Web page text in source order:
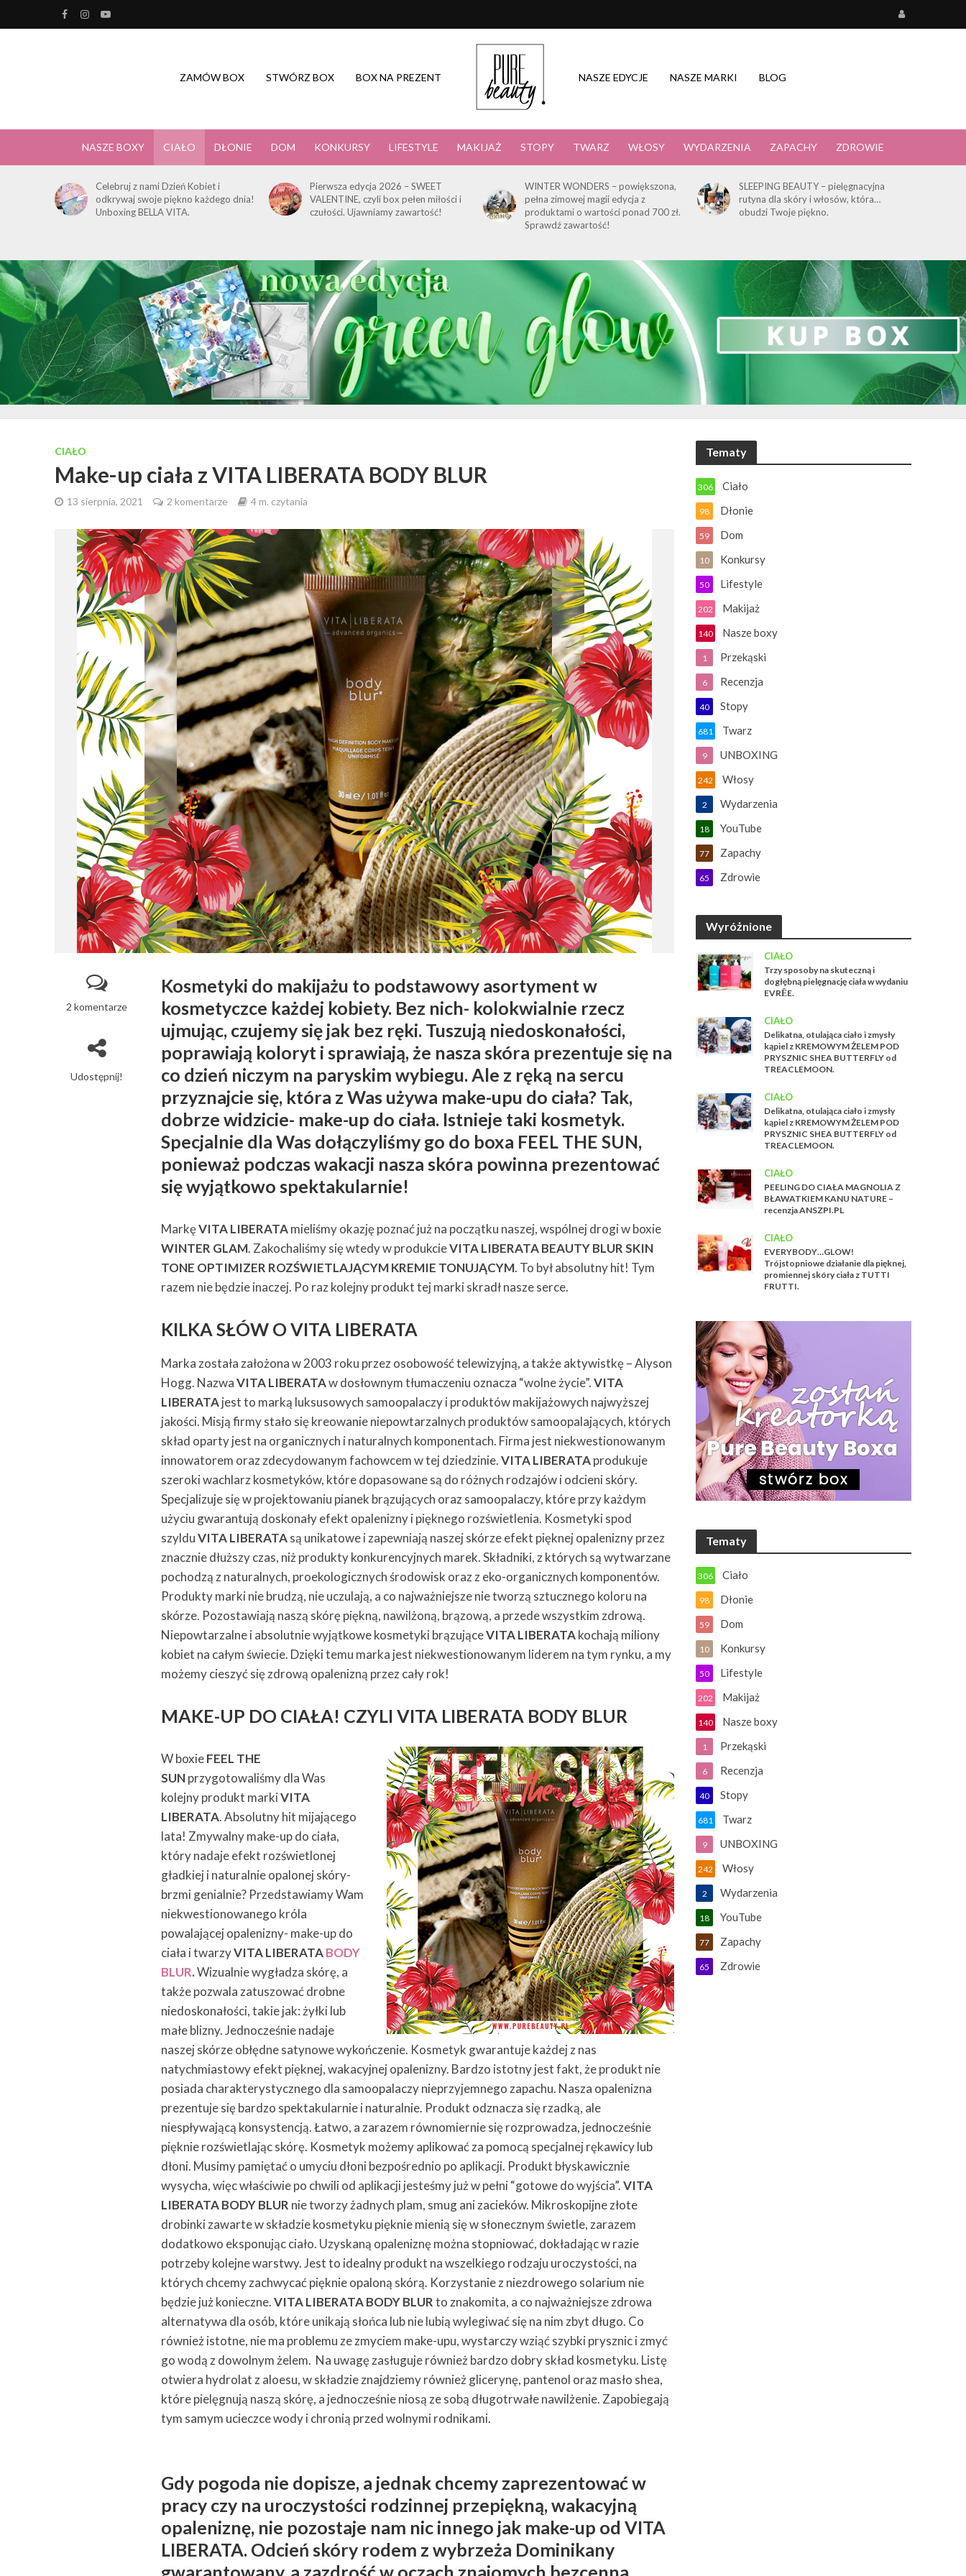
ZAMÓW BOX STWÓRZ BOX BOX NA PREZENT NASZE EDYCJE NASZE MARKI BLOG
NASZE BOXY CIAŁO DŁONIE DOM KONKURSY LIFESTYLE MAKIJAŻ STOPY TWARZ WŁOSY WYDARZENIA ZAPACHY ZDROWIE
Celebruj z nami Dzień Kobiet i
odkrywaj swoje piękno każdego dnia!
Unboxing BELLA VITA.
Pierwsza edycja 2026 – SWEET
VALENTINE, czyli box pełen miłości i
czułości. Ujawniamy zawartość!
WINTER WONDERS – powiększona,
pełna zimowej magii edycja z
produktami o wartości ponad 700 zł.
Sprawdź zawartość!
SLEEPING BEAUTY – pielęgnacyjna
rutyna dla skóry i włosów, która…
obudzi Twoje piękno.
CIAŁO
Make-up ciała z VITA LIBERATA BODY BLUR
13 sierpnia, 2021 2 komentarze 4 m. czytania
2 komentarze
Udostępnij!
Kosmetyki do makijażu to podstawowy asortyment w
kosmetyczce każdej kobiety. Bez nich- kolokwialnie rzecz
ujmując, czujemy się jak bez ręki. Tuszują niedoskonałości,
poprawiają koloryt i sprawiają, że nasza skóra prezentuje się na
co dzień niczym na paryskim wybiegu. Ale z ręką na sercu
przyznajcie się, która z Was używa make-upu do ciała? Tak,
dobrze widzicie- make-up do ciała. Istnieje taki kosmetyk.
Specjalnie dla Was dołączyliśmy go do boxa FEEL THE SUN,
ponieważ podczas wakacji nasza skóra powinna prezentować
się wyjątkowo spektakularnie!
MarkęVITA LIBERATAmieliśmy okazję poznać już na początku naszej, wspólnej drogi w boxie
WINTER GLAM. Zakochaliśmy się wtedy w produkcieVITA LIBERATA BEAUTY BLUR SKIN
TONE OPTIMIZER ROZŚWIETLAJĄCYM KREMIE TONUJĄCYM. To był absolutny hit! Tym
razem nie będzie inaczej. Po raz kolejny produkt tej marki skradł nasze serce.
KILKA SŁÓW O VITA LIBERATA
Marka została założona w 2003 roku przez osobowość telewizyjną, a także aktywistkę – Alyson
Hogg. NazwaVITA LIBERATAw dosłownym tłumaczeniu oznacza “wolne życie”.VITA
LIBERATAjest to marką luksusowych samoopalaczy i produktów makijażowych najwyższej
jakości. Misją firmy stało się kreowanie niepowtarzalnych produktów samoopalających, których
skład oparty jest na organicznych i naturalnych komponentach. Firma jest niekwestionowanym
innowatorem oraz zdecydowanym fachowcem w tej dziedzinie.VITA LIBERATAprodukuje
szeroki wachlarz kosmetyków, które dopasowane są do różnych rodzajów i odcieni skóry.
Specjalizuje się w projektowaniu pianek brązujących oraz samoopalaczy, które przy każdym
użyciu gwarantują doskonały efekt opalenizny i pięknego rozświetlenia. Kosmetyki spod
szylduVITA LIBERATAsą unikatowe i zapewniają naszej skórze efekt pięknej opalenizny przez
znacznie dłuższy czas, niż produkty konkurencyjnych marek. Składniki, z których są wytwarzane
pochodzą z naturalnych, proekologicznych środowisk oraz z eko-organicznych komponentów.
Produkty marki nie brudzą, nie uczulają, a co najważniejsze nie tworzą sztucznego koloru na
skórze. Pozostawiają naszą skórę piękną, nawilżoną, brązową, a przede wszystkim zdrową.
Niepowtarzalne i absolutnie wyjątkowe kosmetyki brązująceVITA LIBERATAkochają miliony
kobiet na całym świecie. Dzięki temu marka jest niekwestionowanym liderem na tym rynku, a my
możemy cieszyć się zdrową opalenizną przez cały rok!
MAKE-UP DO CIAŁA! CZYLI VITA LIBERATA BODY BLUR
W boxieFEEL THE
SUNprzygotowaliśmy dla Was
kolejny produkt markiVITA
LIBERATA. Absolutny hit mijającego
lata! Zmywalny make-up do ciała,
który nadaje efekt rozświetlonej
gładkiej i naturalnie opalonej skóry-
brzmi genialnie? Przedstawiamy Wam
niekwestionowanego króla
powalającej opalenizny- make-up do
ciała i twarzyVITA LIBERATABODY
BLUR.Wizualnie wygładza skórę, a
także pozwala zatuszować drobne
niedoskonałości, takie jak: żyłki lub
małe blizny. Jednocześnie nadaje
naszej skórze obłędne satynowe wykończenie. Kosmetyk gwarantuje każdej z nas
natychmiastowy efekt pięknej, wakacyjnej opalenizny. Bardzo istotny jest fakt, że produkt nie
posiada charakterystycznego dla samoopalaczy nieprzyjemnego zapachu. Nasza opalenizna
prezentuje się bardzo spektakularnie i naturalnie. Produkt odznacza się rzadką, ale
niespływającą konsystencją. Łatwo, a zarazem równomiernie się rozprowadza, jednocześnie
pięknie rozświetlając skórę. Kosmetyk możemy aplikować za pomocą specjalnej rękawicy lub
dłoni. Musimy pamiętać o umyciu dłoni bezpośrednio po aplikacji. Produkt błyskawicznie
wysycha, więc właściwie po chwili od aplikacji jesteśmy już w pełni “gotowe do wyjścia”.VITA
LIBERATA BODY BLUR nie tworzy żadnych plam, smug ani zacieków. Mikroskopijne złote
drobinki zawarte w składzie kosmetyku pięknie mienią się w słonecznym świetle, zarazem
dodatkowo eksponując ciało. Uzyskaną opaleniznę można stopniować, dokładając w razie
potrzeby kolejne warstwy. Jest to idealny produkt na wszelkiego rodzaju uroczystości, na
których chcemy zachwycać pięknie opaloną skórą. Korzystanie z niezdrowego solarium nie
będzie już konieczne.VITA LIBERATA BODY BLURto znakomita, a co najważniejsze zdrowa
alternatywa dla osób, które unikają słońca lub nie lubią wylegiwać się na nim zbyt długo. Co
również istotne, nie ma problemu ze zmyciem make-upu, wystarczy wziąć szybki prysznic i zmyć
go wodą z dowolnym żelem. Na uwagę zasługuje również bardzo dobry skład kosmetyku. Listę
otwiera hydrolat z aloesu, w składzie znajdziemy również glicerynę, pantenol oraz masło shea,
które pielęgnują naszą skórę, a jednocześnie niosą ze sobą długotrwałe nawilżenie. Zapobiegają
tym samym ucieczce wody i chronią przed wolnymi rodnikami.
Gdy pogoda nie dopisze, a jednak chcemy zaprezentować w
pracy czy na uroczystości rodzinnej przepiękną, wakacyjną
opaleniznę, nie pozostaje nam nic innego jak make-up od VITA
LIBERATA. Odcień skóry rodem z wybrzeża Dominikany
Tematy
Ciało
306
Dłonie
98
Dom
59
Konkursy
10
Lifestyle
50
Makijaż
202
Nasze boxy
140
Przekąski
1
Recenzja
6
Stopy
40
Twarz
681
UNBOXING
9
Włosy
242
Wydarzenia
2
YouTube
18
Zapachy
77
Zdrowie
65
Wyróżnione
CIAŁO
Trzy sposoby na skuteczną i
dogłębną pielęgnację ciała w wydaniu
EVRĒE.
CIAŁO
Delikatna, otulająca ciało i zmysły
kąpiel z KREMOWYM ŻELEM POD
PRYSZNIC SHEA BUTTERFLY od
TREACLEMOON.
CIAŁO
Delikatna, otulająca ciało i zmysły
kąpiel z KREMOWYM ŻELEM POD
PRYSZNIC SHEA BUTTERFLY od
TREACLEMOON.
CIAŁO
PEELING DO CIAŁA MAGNOLIA Z
BŁAWATKIEM KANU NATURE –
recenzja ANSZPI.PL
CIAŁO
EVERYBODY…GLOW!
Trójstopniowe działanie dla pięknej,
promiennej skóry ciała z TUTTI
FRUTTI.
Tematy
Ciało
306
Dłonie
98
Dom
59
Konkursy
10
Lifestyle
50
Makijaż
202
Nasze boxy
140
Przekąski
1
Recenzja
6
Stopy
40
Twarz
681
UNBOXING
9
Włosy
242
Wydarzenia
2
YouTube
18
Zapachy
77
Zdrowie
65